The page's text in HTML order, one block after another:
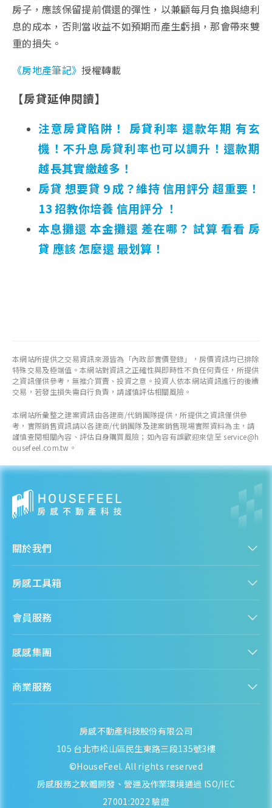
房子，應該保留提前償還的彈性，以兼顧每月負擔與總利
息的成本，否則當收益不如預期而產生虧損，那會帶來雙
重的損失。
《房地產筆記》授權轉載
【房貸延伸閱讀】
注意房貸陷阱！ 房貸利率 還款年期 有玄
機！不升息房貸利率也可以調升！還款期
越長其實繳越多！
房貸 想要貸 9 成？維持 信用評分 超重要！
13 招教你培養 信用評分 ！
本息攤還 本金攤還 差在哪？ 試算 看看 房
貸 應該 怎麼還 最划算！
本網站所提供之交易資訊來源皆為「內政部實價登錄」，房價資訊均已排除
特殊交易及極端值。本網站對資訊之正確性與即時性不負任何責任，所提供
之資訊僅供參考，無推介買賣、投資之意。投資人依本網站資訊進行的後續
交易，若發生損失需自行負責，請謹慎評估相關風險。
本網站所彙整之建案資訊由各建商/代銷團隊提供，所提供之資訊僅供參
考，實際銷售資訊請以各建商/代銷團隊及建案銷售現場實際資料為主，請
謹慎查閱相關內容、評估自身購買風險；如內容有誤歡迎來信至 service@h
ousefeel.com.tw。
關於我們
人才招募
隱私政策
資訊安全政策
房感工具箱
購屋能力試算
熱門區域分析
房產知識庫
會員服務
會員專區
感感集團
房感 HouseFeel
商業服務
房感不動產科技股份有限公司
105 台北市松山區民生東路三段135號3樓
©HouseFeel. All rights reserved
房感服務之軟體開發、營運及作業環境通過 ISO/IEC
27001:2022 驗證